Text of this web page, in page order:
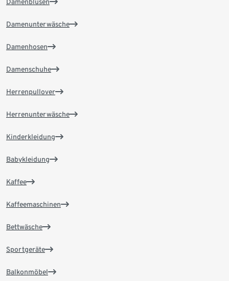
Damenblusen
Damenunterwäsche
Damenhosen
Damenschuhe
Herrenpullover
Herrenunterwäsche
Kinderkleidung
Babykleidung
Kaffee
Kaffeemaschinen
Bettwäsche
Sportgeräte
Balkonmöbel